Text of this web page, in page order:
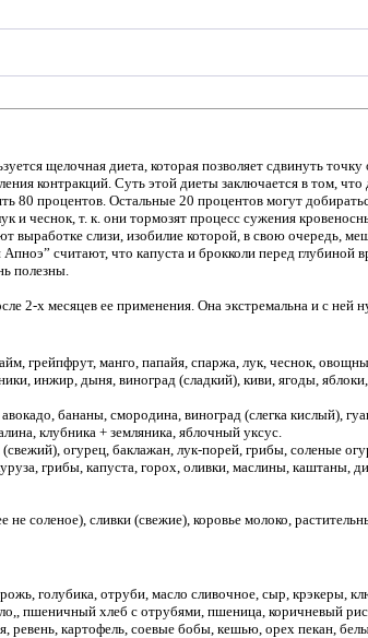
щелочная диета, которая позволяет сдвинуть
контракций. Суть этой диеты заключается в том,
80 процентов. Остальные 20 процентов могут
и чеснок, т. к. они тормозят процесс сужения
выработке слизи, изобилие которой, в свою очередь,
считают, что капуста и брокколи перед
полезны.
2-х месяцев ее применения. Она экстремальна и с
грейпфрут, манго, папайя, спаржа, лук, чеснок,
инжир, дыня, виноград (сладкий), киви, ягоды,
бананы, смородина, виноград (слегка кислый),
клубника + земляника, яблочный уксус.
огурец, баклажан, лук-порей, грибы, соленые
грибы, капуста, горох, оливки, маслины, каштаны,
соленое), сливки (свежие), коровье молоко,
голубика, отруби, масло сливочное, сыр, крэкеры,
пшеничный хлеб с отрубями, пшеница, коричневый
картофель, соевые бобы, кешью, орех пекан,